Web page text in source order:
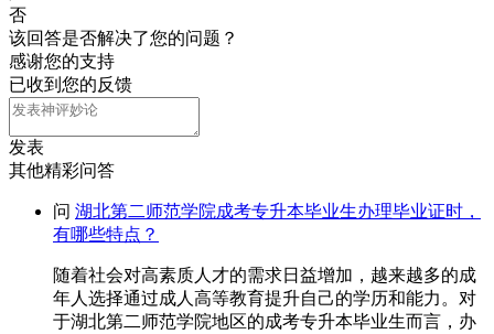
否
该回答是否解决了您的问题？
感谢您的支持
已收到您的反馈
发表
其他精彩问答
问 湖北第二师范学院成考专升本毕业生办理毕业证时，
有哪些特点？
随着社会对高素质人才的需求日益增加，越来越多的成
年人选择通过成人高等教育提升自己的学历和能力。对
于湖北第二师范学院地区的成考专升本毕业生而言，办